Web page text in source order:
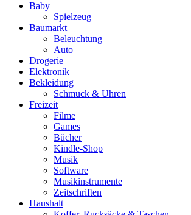
Baby
Spielzeug
Baumarkt
Beleuchtung
Auto
Drogerie
Elektronik
Bekleidung
Schmuck & Uhren
Freizeit
Filme
Games
Bücher
Kindle-Shop
Musik
Software
Musikinstrumente
Zeitschriften
Haushalt